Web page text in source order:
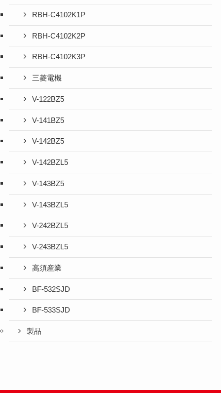
RBH-C4102K1P
RBH-C4102K2P
RBH-C4102K3P
三菱電機
V-122BZ5
V-141BZ5
V-142BZ5
V-142BZL5
V-143BZ5
V-143BZL5
V-242BZL5
V-243BZL5
高須産業
BF-532SJD
BF-533SJD
製品